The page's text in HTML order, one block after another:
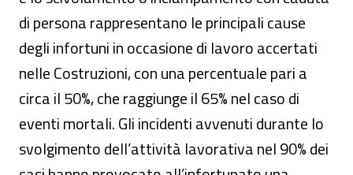
di persona rappresentano le principali cause
degli infortuni in occasione di lavoro accertati
nelle Costruzioni, con una percentuale pari a
circa il 50%, che raggiunge il 65% nel caso di
eventi mortali. Gli incidenti avvenuti durante lo
svolgimento dell’attività lavorativa nel 90% dei